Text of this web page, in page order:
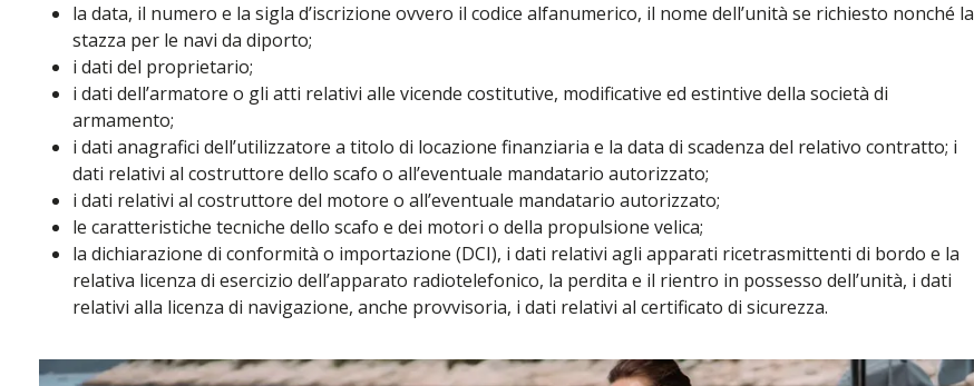
la data, il numero e la sigla d’iscrizione ovvero il codice alfanumerico, il nome dell’unità se richiesto nonché la
stazza per le navi da diporto;
i dati del proprietario;
i dati dell’armatore o gli atti relativi alle vicende costitutive, modificative ed estintive della società di
armamento;
i dati anagrafici dell’utilizzatore a titolo di locazione finanziaria e la data di scadenza del relativo contratto; i
dati relativi al costruttore dello scafo o all’eventuale mandatario autorizzato;
i dati relativi al costruttore del motore o all’eventuale mandatario autorizzato;
le caratteristiche tecniche dello scafo e dei motori o della propulsione velica;
la dichiarazione di conformità o importazione (DCI), i dati relativi agli apparati ricetrasmittenti di bordo e la
relativa licenza di esercizio dell’apparato radiotelefonico, la perdita e il rientro in possesso dell’unità, i dati
relativi alla licenza di navigazione, anche provvisoria, i dati relativi al certificato di sicurezza.